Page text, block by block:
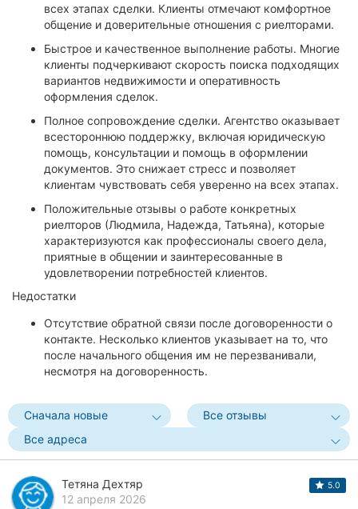
всех этапах сделки. Клиенты отмечают комфортное
общение и доверительные отношения с риелторами.
Быстрое и качественное выполнение работы. Многие
клиенты подчеркивают скорость поиска подходящих
вариантов недвижимости и оперативность
оформления сделок.
Полное сопровождение сделки. Агентство оказывает
всестороннюю поддержку, включая юридическую
помощь, консультации и помощь в оформлении
документов. Это снижает стресс и позволяет
клиентам чувствовать себя уверенно на всех этапах.
Положительные отзывы о работе конкретных
риелторов (Людмила, Надежда, Татьяна), которые
характеризуются как профессионалы своего дела,
приятные в общении и заинтересованные в
удовлетворении потребностей клиентов.
Недостатки
Отсутствие обратной связи после договоренности о
контакте. Несколько клиентов указывает на то, что
после начального общения им не перезванивали,
несмотря на договоренность.
Сначала новые
Все отзывы
Все адреса
Тетяна Дехтяр
12 апреля 2026
5.0